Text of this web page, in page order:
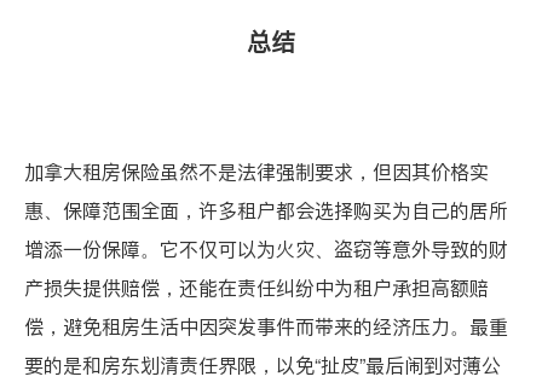
总结
加拿大租房保险虽然不是法律强制要求，但因其价格实
惠、保障范围全面，许多租户都会选择购买为自己的居所
增添一份保障。它不仅可以为火灾、盗窃等意外导致的财
产损失提供赔偿，还能在责任纠纷中为租户承担高额赔
偿，避免租房生活中因突发事件而带来的经济压力。最重
要的是和房东划清责任界限，以免“扯皮”最后闹到对薄公